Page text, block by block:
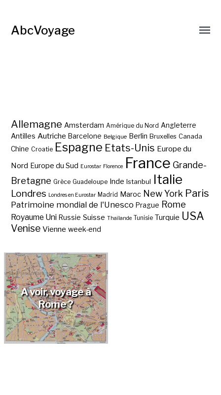
AbcVoyage
Allemagne Amsterdam Amérique du Nord Angleterre
Antilles Autriche Barcelone Belgique Berlin Bruxelles Canada
Chine Croatie Espagne Etats-Unis Europe du
Nord Europe du Sud Eurostar Florence France Grande-
Bretagne Grèce Guadeloupe Inde Istanbul Italie
Londres Londres en Eurostar Madrid Maroc New York Paris
Patrimoine mondial de l'Unesco Prague Rome
Royaume Uni Russie Suisse Thaïlande Tunisie Turquie USA
Venise Vienne week-end
A voir, voyage à
Rome ?